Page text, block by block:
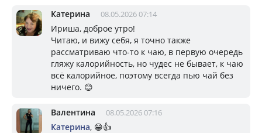
Катерина 08.05.2026 07:14
Ириша, доброе утро!
Читаю, и вижу себя, я точно также
рассматриваю что-то к чаю, в первую очередь
гляжу калорийность, но чудес не бывает, к чаю
всё калорийное, поэтому всегда пью чай без
ничего. 😊
Валентина 08.05.2026 07:16
Катерина, 😁👍